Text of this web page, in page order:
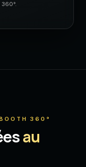
360°
au